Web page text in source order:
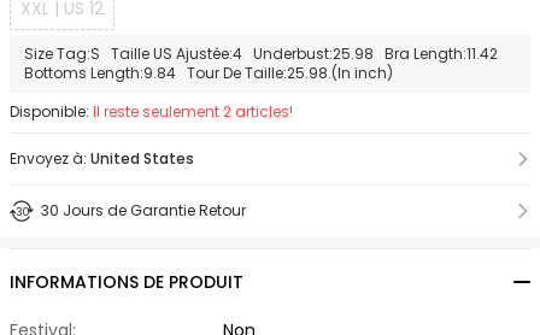
XXL | US 12
Size Tag:S Taille US Ajustée:4 Underbust:25.98 Bra Length:11.42
Bottoms Length:9.84 Tour De Taille:25.98.(In inch)
Disponible: Il reste seulement 2 articles!
Envoyez à: United States
30 Jours de Garantie Retour
INFORMATIONS DE PRODUIT